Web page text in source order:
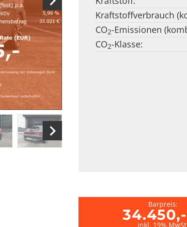
Kraftstoffverbrauch
CO2-Emissionen
CO2-Klasse:
Barpreis:
inkl. 19%